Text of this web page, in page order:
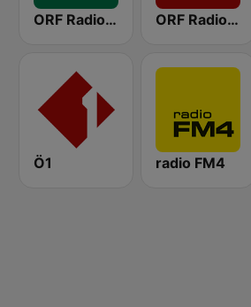
ORF Radio Steiermark ORF Radio Kärnten
Ö1 radio FM4